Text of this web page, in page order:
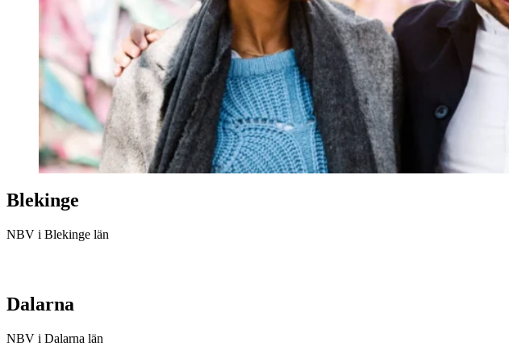
Blekinge
NBV i Blekinge län
Dalarna
NBV i Dalarna län